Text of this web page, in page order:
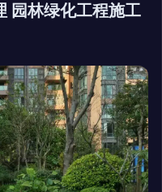
园林绿化工程施工